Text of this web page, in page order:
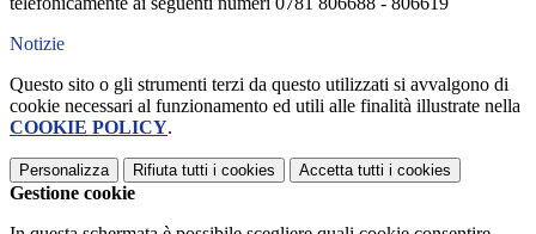
Notizie
Questo sito o gli strumenti terzi da questo utilizzati si avvalgono di
cookie necessari al funzionamento ed utili alle finalità illustrate nella
COOKIE POLICY.
Personalizza Rifiuta tutti i cookies Accetta tutti i cookies
Gestione cookie